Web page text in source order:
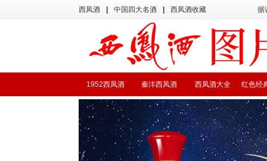
西凤酒 中国四大名酒 西凤酒收藏 据
红色经
西凤酒大全
秦沣西凤酒
1952西凤酒